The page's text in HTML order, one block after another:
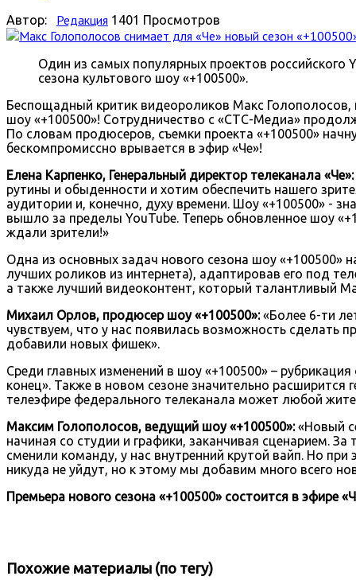
Автор: Редакция 1401 Просмотров
Один из самых популярных проектов российского
сезона культового шоу «+100500».
Беспощадный критик видеороликов Макс
шоу «+100500»! Сотрудничество с «СТС-Медиа»
По словам продюсеров, съемки проекта «+100500»
бескомпромиссно врывается в эфир «Че»!
Елена Карпенко, Генеральный директор телеканала «Че»:
рутины и обыденности и хотим обеспечить нашего
аудитории и, конечно, духу времени. Шоу «+100500» -
вышло за пределы YouTube. Теперь обновленное шоу
ждали зрители!»
Одна из основных задач нового сезона шоу «+100500»
лучших роликов из интернета), адаптировав его под
а также лучший видеоконтент, который талантливый
Михаил Орлов, продюсер шоу «+100500»:«Более 6-ти
чувствуем, что у нас появилась возможность сделать
добавили новых фишек».
Среди главных изменений в шоу «+100500» –
конец». Также в новом сезоне значительно расширится
телеэфире федерального телеканала может любой
Максим Голополосов, ведущий шоу «+100500»:«Новый
начиная со студии и графики, заканчивая сценарием.
сменили команду, у нас внутренний крутой вайп. Но
никуда не уйдут, но к этому мы добавим много всего
Премьера нового сезона «+100500» состоится в эфире
Похожие материалы (по тегу)